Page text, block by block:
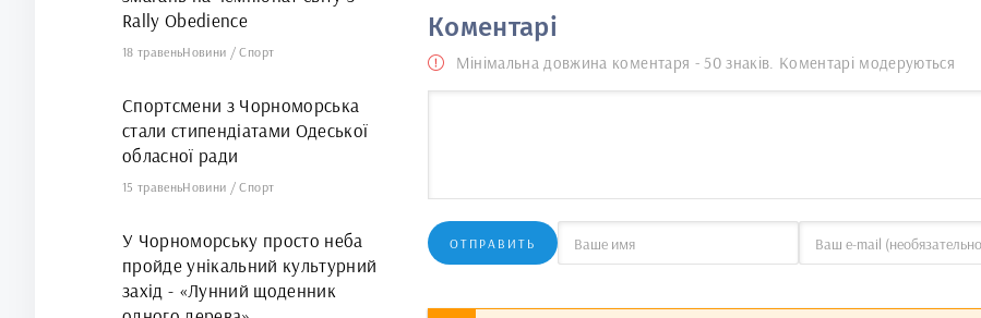
Коментарі
Мінімальна довжина коментаря - 50 знаків. Коментарі модеруються
ОТПРАВИТЬ
Rally Obedience
18 травеньНовини /Спорт
Спортсмени з Чорноморська
стали стипендіатами Одеської
обласної ради
15 травеньНовини /Спорт
У Чорноморську просто неба
пройде унікальний культурний
захід - «Лунний щоденник